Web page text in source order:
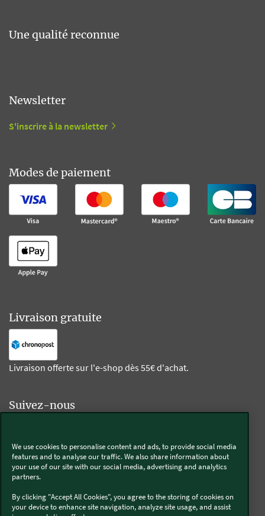
Une qualité reconnue
Newsletter
S'inscrire à la newsletter
Modes de paiement
Livraison gratuite
Livraison offerte sur l'e-shop dès 55€ d'achat.
Suivez-nous
Thermomix®
We use cookies to personalise content and ads, to provide social media
features and to analyse our traffic. We also share information about
your use of our site with our social media, advertising and analytics
partners.
By clicking "Accept All Cookies", you agree to the storing of cookies on
your device to enhance site navigation, analyze site usage, and assist